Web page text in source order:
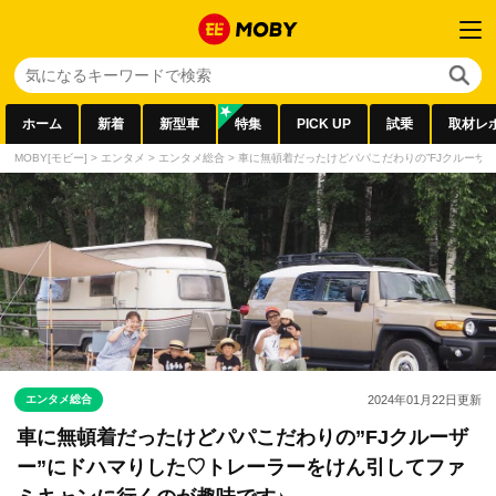
ホーム 新着 新型車 特集 PICK UP 試乗 取材レ
MOBY[モビー] > エンタメ > エンタメ総合 > 車に無頓着だったけどパパこだわりの”FJクルー
エンタメ総合 2024年01月22日更新
車に無頓着だったけどパパこだわりの”FJクルーザ
ー”にドハマりした♡トレーラーをけん引してファ